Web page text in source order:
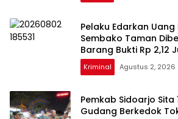
Pelaku Edarkan
Sembako Taman
Barang Bukti Rp 2,12
Kriminal Agustus 2, 2026
Pemkab Sidoarjo Sita
Gudang Berkedok